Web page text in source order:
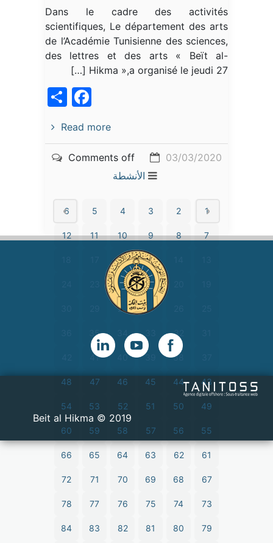
Dans le cadre des activités
scientifiques, Le département des arts
de l’Académie Tunisienne des sciences,
des lettres et des arts « Beït al-
Hikma »,a organisé le jeudi 27 […]
Read more
03/03/2020
Comments off
الأنشطة
1
2
3
4
5
6
7
8
9
10
11
12
15
16
21
22
27
28
32
35
38
39
40
41
43
44
45
46
47
48
49
50
51
52
53
54
55
56
57
58
59
60
61
62
63
64
65
66
67
68
69
70
71
72
73
74
75
76
77
78
79
80
81
82
83
84
2019 © Beit al Hikma